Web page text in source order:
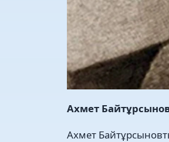
Ахмет
Ахмет